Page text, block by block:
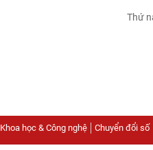
Thứ
Khoa học & Công nghệ Chuyển đổi số